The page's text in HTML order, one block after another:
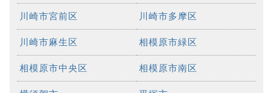
川崎市宮前区 川崎市多摩区
川崎市麻生区 相模原市緑区
相模原市中央区 相模原市南区